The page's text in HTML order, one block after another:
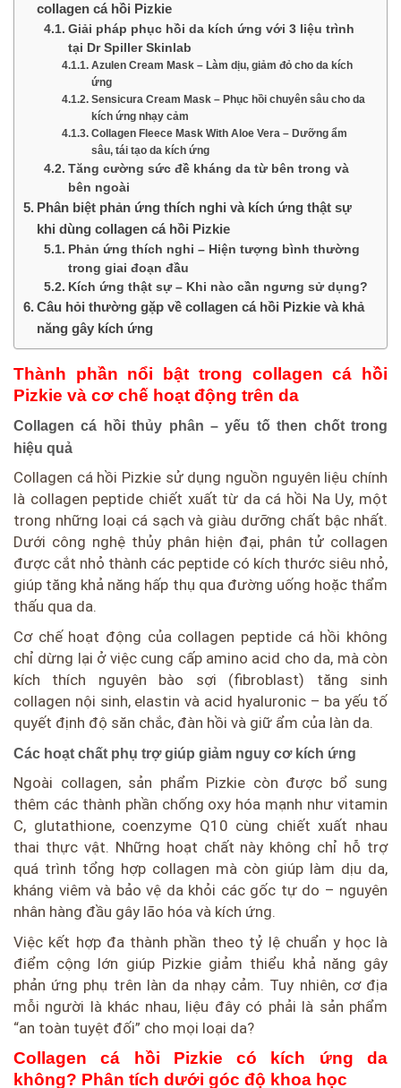
collagen cá hồi Pizkie
Giải pháp phục hồi da kích ứng với 3 liệu trình
tại Dr Spiller Skinlab
Azulen Cream Mask – Làm dịu, giảm đỏ cho da kích
ứng
Sensicura Cream Mask – Phục hồi chuyên sâu cho da
kích ứng nhạy cảm
Collagen Fleece Mask With Aloe Vera – Dưỡng ẩm
sâu, tái tạo da kích ứng
Tăng cường sức đề kháng da từ bên trong và
bên ngoài
Phân biệt phản ứng thích nghi và kích ứng thật sự
khi dùng collagen cá hồi Pizkie
Phản ứng thích nghi – Hiện tượng bình thường
trong giai đoạn đầu
Kích ứng thật sự – Khi nào cần ngưng sử dụng?
Câu hỏi thường gặp về collagen cá hồi Pizkie và khả
năng gây kích ứng
Thành phần nổi bật trong collagen cá hồi
Pizkie và cơ chế hoạt động trên da
Collagen cá hồi thủy phân – yếu tố then chốt trong
hiệu quả
Collagen cá hồi Pizkie sử dụng nguồn nguyên liệu chính
là collagen peptide chiết xuất từ da cá hồi Na Uy, một
trong những loại cá sạch và giàu dưỡng chất bậc nhất.
Dưới công nghệ thủy phân hiện đại, phân tử collagen
được cắt nhỏ thành các peptide có kích thước siêu nhỏ,
giúp tăng khả năng hấp thụ qua đường uống hoặc thẩm
thấu qua da.
Cơ chế hoạt động của collagen peptide cá hồi không
chỉ dừng lại ở việc cung cấp amino acid cho da, mà còn
kích thích nguyên bào sợi (fibroblast) tăng sinh
collagen nội sinh, elastin và acid hyaluronic – ba yếu tố
quyết định độ săn chắc, đàn hồi và giữ ẩm của làn da.
Các hoạt chất phụ trợ giúp giảm nguy cơ kích ứng
Ngoài collagen, sản phẩm Pizkie còn được bổ sung
thêm các thành phần chống oxy hóa mạnh như vitamin
C, glutathione, coenzyme Q10 cùng chiết xuất nhau
thai thực vật. Những hoạt chất này không chỉ hỗ trợ
quá trình tổng hợp collagen mà còn giúp làm dịu da,
kháng viêm và bảo vệ da khỏi các gốc tự do – nguyên
nhân hàng đầu gây lão hóa và kích ứng.
Việc kết hợp đa thành phần theo tỷ lệ chuẩn y học là
điểm cộng lớn giúp Pizkie giảm thiểu khả năng gây
phản ứng phụ trên làn da nhạy cảm. Tuy nhiên, cơ địa
mỗi người là khác nhau, liệu đây có phải là sản phẩm
“an toàn tuyệt đối” cho mọi loại da?
Collagen cá hồi Pizkie có kích ứng da
không? Phân tích dưới góc độ khoa học